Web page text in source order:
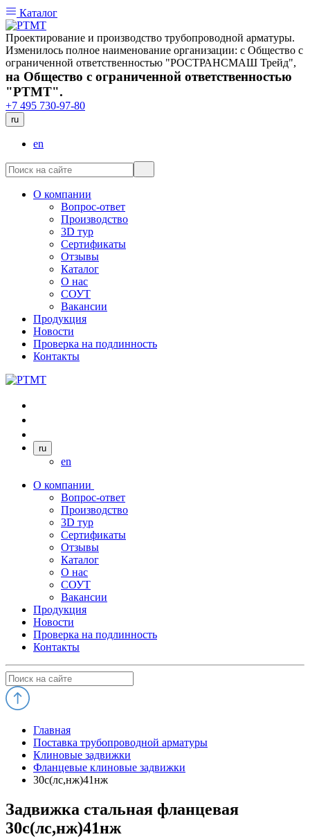
Каталог
Проектирование и производство трубопроводной арматуры.
Изменилось полное наименование организации: с Общество с
ограниченной ответственностью "РОСТРАНСМАШ Трейд",
на Общество с ограниченной ответственностью
"РТМТ".
+7 495 730-97-80
ru
en
О компании
Вопрос-ответ
Производство
3D тур
Сертификаты
Отзывы
Каталог
О нас
СОУТ
Вакансии
Продукция
Новости
Проверка на подлинность
Контакты
ru
en
О компании
Вопрос-ответ
Производство
3D тур
Сертификаты
Отзывы
Каталог
О нас
СОУТ
Вакансии
Продукция
Новости
Проверка на подлинность
Контакты
Главная
Поставка трубопроводной арматуры
Клиновые задвижки
Фланцевые клиновые задвижки
30с(лс,нж)41нж
Задвижка стальная фланцевая
30с(лс,нж)41нж